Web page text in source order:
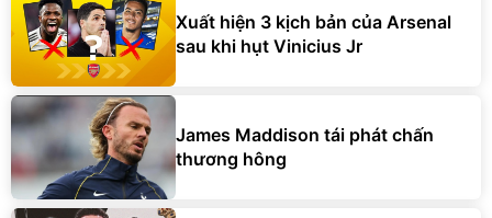
Xuất hiện 3 kịch bản của Arsenal
sau khi hụt Vinicius Jr
James Maddison tái phát chấn
thương hông